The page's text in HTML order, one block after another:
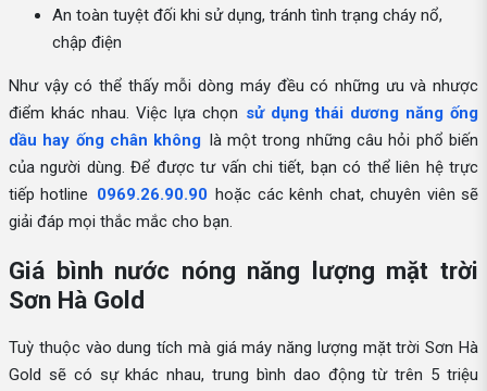
An toàn tuyệt đối khi sử dụng, tránh tình trạng cháy nổ,
chập điện
Như vậy có thể thấy mỗi dòng máy đều có những ưu và nhược
điểm khác nhau. Việc lựa chọn sử dụng thái dương năng ống
dầu hay ống chân không là một trong những câu hỏi phổ biến
của người dùng. Để được tư vấn chi tiết, bạn có thể liên hệ trực
tiếp hotline 0969.26.90.90 hoặc các kênh chat, chuyên viên sẽ
giải đáp mọi thắc mắc cho bạn.
Giá bình nước nóng năng lượng mặt trời
Sơn Hà Gold
Tuỳ thuộc vào dung tích mà giá máy năng lượng mặt trời Sơn Hà
Gold sẽ có sự khác nhau, trung bình dao động từ trên 5 triệu